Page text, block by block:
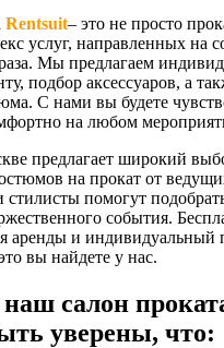
Rentsuit– это не просто
услуг, направленных на
Мы предлагаем
подбор аксессуаров, а
С нами вы будете
на любом
предлагает широкий
на прокат от
помогут
события.
аренды и индивидуальный
вы найдете у нас.
салон
уверены, что: